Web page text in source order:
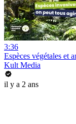
3:36
Espèces végétales et
Kult Media
il y a 2 ans